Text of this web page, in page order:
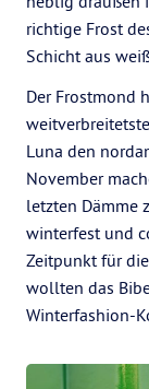
richtige Frost
Schicht aus
Der Frostmond
Luna den
November
letzten Dämme
winterfest und
Zeitpunkt für
wollten das
Winterfashion-